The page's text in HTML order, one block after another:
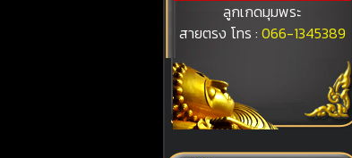
ลูกเกดมุมพระ
สายตรง โทร : 066-1345389